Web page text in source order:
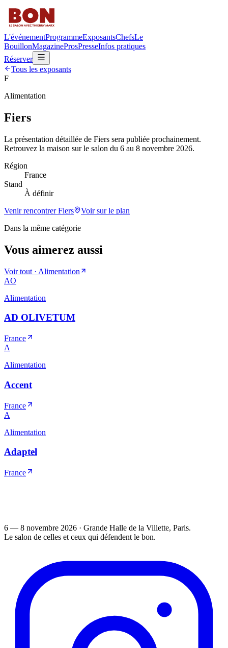
L'événementProgrammeExposantsChefsLe
BouillonMagazineProsPresseInfos pratiques
Réserver
Tous les exposants
F
Alimentation
Fiers
La présentation détaillée de Fiers sera publiée prochainement.
Retrouvez la maison sur le salon du 6 au 8 novembre 2026.
Région
France
Stand
À définir
Venir rencontrerFiers
Voir sur le plan
Dans la même catégorie
Vous aimerez aussi
Voir tout · Alimentation
AO
Alimentation
AD OLIVETUM
France
A
Alimentation
Accent
France
A
Alimentation
Adaptel
France
6 — 8 novembre 2026 · Grande Halle de la Villette, Paris.
Le salon de celles et ceux qui défendent le bon.